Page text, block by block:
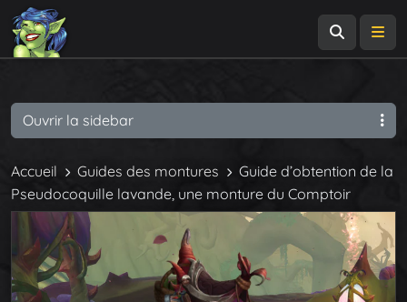
Accueil Guides des montures
Guide d’obtention de la
Pseudocoquille lavande, une monture du Comptoir
Ouvrir la sidebar